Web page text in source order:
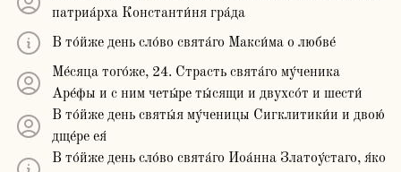
патриа́рха Константи́ня гра́да
В то́йже день сло́во свята́го Макси́ма о любве́
Ме́сяца того́же, 24. Страсть свята́го му́ченика
Аре́фы и с ним четы́ре ты́сящи и двухсо́т и шести́
В то́йже день святы́я му́ченицы Cигклитики́и и двою́
дще́ре ея́
В то́йже день сло́во свята́го Иоа́нна Златоу́стаго, я́ко